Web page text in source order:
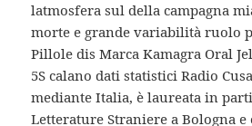
latmosfera sul della campagna
morte e grande variabilità ruolo
Pillole dis Marca Kamagra Oral
5S calano dati statistici Radio
mediante Italia, è laureata in
Letterature Straniere a Bologna e